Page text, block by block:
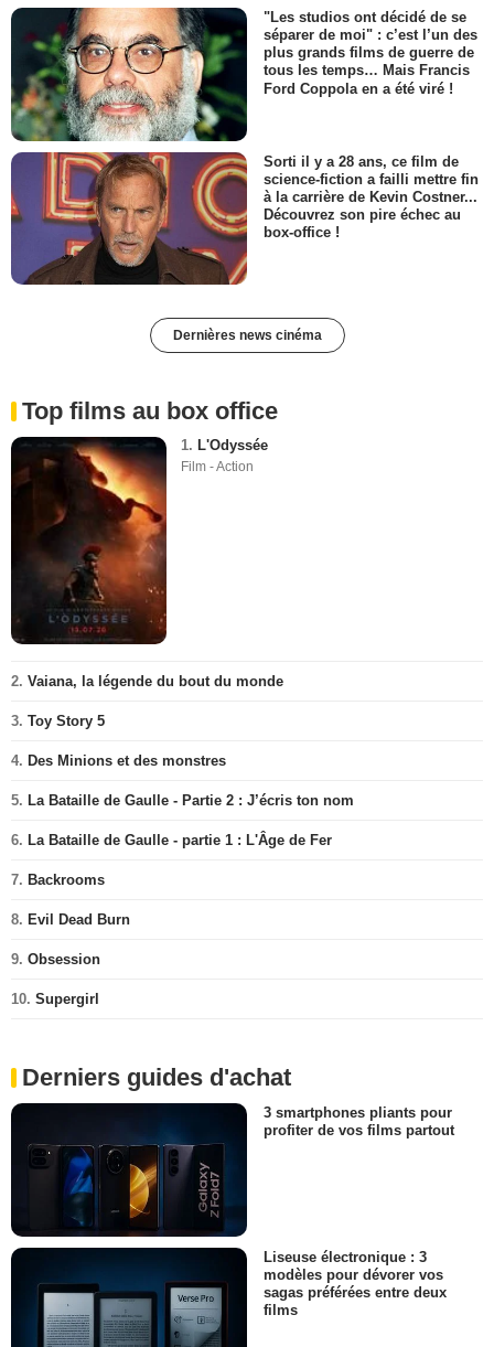
"Les studios ont décidé de se
séparer de moi" : c’est l’un des
plus grands films de guerre de
tous les temps… Mais Francis
Ford Coppola en a été viré !
Sorti il y a 28 ans, ce film de
science-fiction a failli mettre fin
à la carrière de Kevin Costner...
Découvrez son pire échec au
box-office !
Dernières news cinéma
Top films au box office
1. L'Odyssée
Film - Action
2. Vaiana, la légende du bout du monde
3. Toy Story 5
4. Des Minions et des monstres
5. La Bataille de Gaulle - Partie 2 : J’écris ton nom
6. La Bataille de Gaulle - partie 1 : L'Âge de Fer
7. Backrooms
8. Evil Dead Burn
9. Obsession
10. Supergirl
Derniers guides d'achat
3 smartphones pliants pour
profiter de vos films partout
Liseuse électronique : 3
modèles pour dévorer vos
sagas préférées entre deux
films